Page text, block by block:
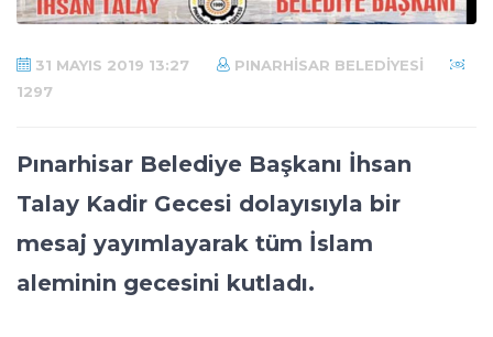
31 MAYIS 2019 13:27
PINARHISAR BELEDIYESI
1297
Pınarhisar Belediye Başkanı İhsan
Talay Kadir Gecesi dolayısıyla bir
mesaj yayımlayarak tüm İslam
aleminin gecesini kutladı.